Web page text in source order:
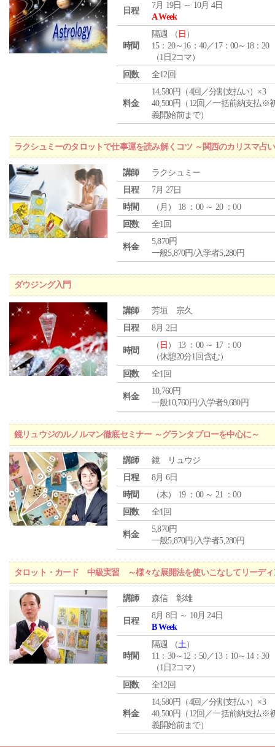
日程
7月 19日 ～ 10月 4日
A Week
時間
隔週 （ 日 ）
15：20～16：40／17：00～18：20
（1日2コマ）
回数
全12回
料金
14,580円（4回／分割支払い）×3
40,500円（12回／一括前納支払※
義開始前まで）
ラクシュミーのタロットで仕事運を読み解くコツ ～関西のカリスマ占
講師
ラクシュミー
日程
7月 27日
時間
（ 月 ） 18 ：00 ～ 20 ：00
回数
全1回
料金
5,870円
一般5,870円/入学者5,280円
ダウジング入門
講師
芳垣 宗久
日程
8月 2日
時間
（ 日 ） 13 ：00 ～ 17 ：00
（休憩20分1回含む）
回数
全1回
料金
10,760円
一般10,760円/入学者9,680円
鏡リュウジのルノルマン徹底セミナー ～グランタブローを中心に～
講師
鏡 リュウジ
日程
8月 6日
時間
（木） 19 ：00 ～ 21 ：00
回数
全1回
料金
5,870円
一般5,870円/入学者5,280円
タロット・カード 中級実習 ～様々な展開法を使いこなしてリーディ
講師 森信 彰雄
日程
8月 8日 ～ 10月 24日
B Week
時間
隔週 （土）
11：30～12：50／13：10～14：30
（1日2コマ）
回数
全12回
料金
14,580円（4回／分割支払い）×3
40,500円（12回／一括前納支払※
義開始前まで）